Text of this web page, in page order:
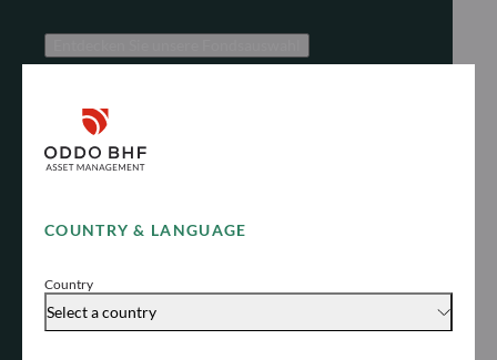
COUNTRY & LANGUAGE
Country
Select a country
NACHHALTIGES INVESTIEREN
fördern
Erfahren Sie, wie wir uns proaktiv und
verantwortlich für nachhaltiges Investieren
einsetzen, um langfristige Erträge zu erzielen